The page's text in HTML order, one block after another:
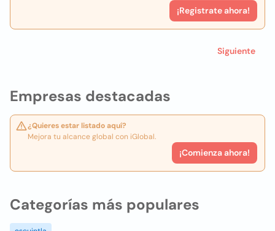
Empresas destacadas
¿Quieres estar listado aquí?
Mejora tu alcance global con iGlobal.
¡Comienza ahora!
¡Registrate ahora!
Siguiente
Categorías más populares